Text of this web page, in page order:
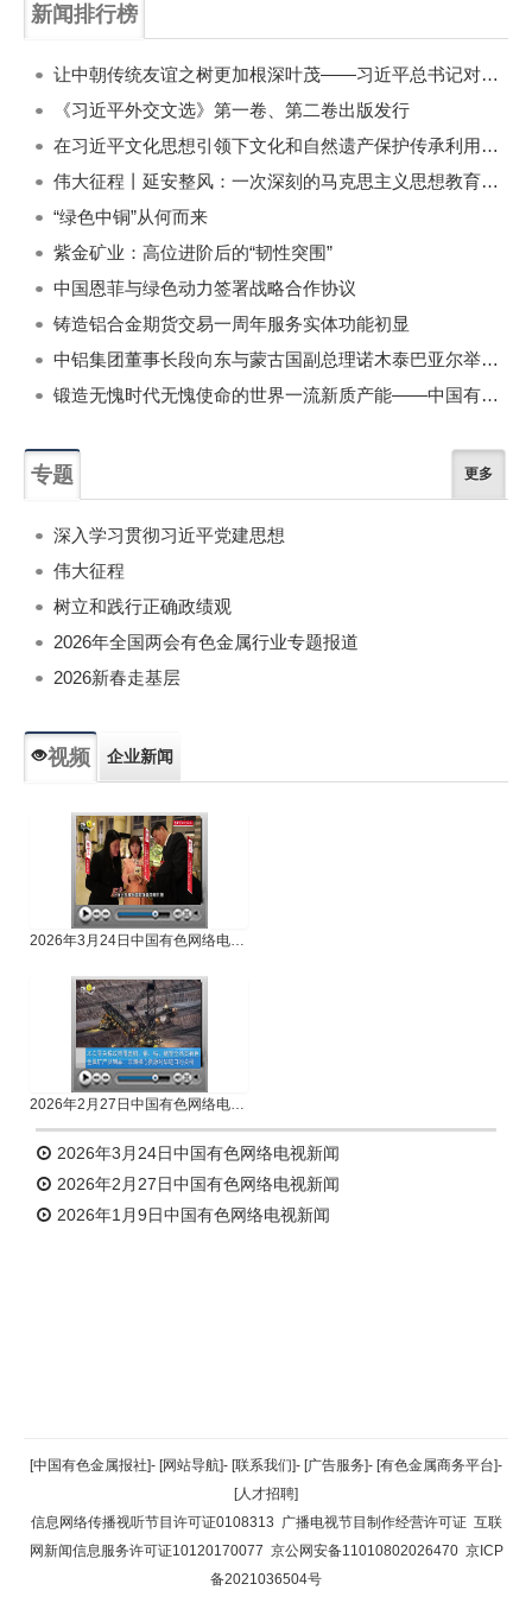
新闻排行榜
让中朝传统友谊之树更加根深叶茂——习近平总书记对朝鲜进行国事访问纪实
《习近平外交文选》第一卷、第二卷出版发行
在习近平文化思想引领下文化和自然遗产保护传承利用工作开创新局面
伟大征程丨延安整风：一次深刻的马克思主义思想教育运动
“绿色中铜”从何而来
紫金矿业：高位进阶后的“韧性突围”
中国恩菲与绿色动力签署战略合作协议
铸造铝合金期货交易一周年服务实体功能初显
中铝集团董事长段向东与蒙古国副总理诺木泰巴亚尔举行会谈
锻造无愧时代无愧使命的世界一流新质产能——中国有色金属工业的战略应对与破局之道（二）
专题 更多
深入学习贯彻习近平党建思想
伟大征程
树立和践行正确政绩观
2026年全国两会有色金属行业专题报道
2026新春走基层
视频 企业新闻
2026年3月24日中国有色网络电视新闻
2026年2月27日中国有色网络电视新闻
2026年3月24日中国有色网络电视新闻
2026年2月27日中国有色网络电视新闻
2026年1月9日中国有色网络电视新闻
返回顶部
返回首页
[中国有色金属报社]- [网站导航]- [联系我们]- [广告服务]- [有色金属商务平台]-
[人才招聘]
信息网络传播视听节目许可证0108313 广播电视节目制作经营许可证 互联
网新闻信息服务许可证10120170077 京公网安备11010802026470 京ICP
备2021036504号